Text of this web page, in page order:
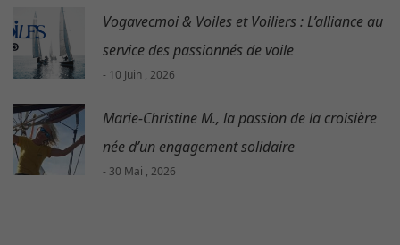
Vogavecmoi & Voiles et Voiliers : L’alliance au
service des passionnés de voile
- 10 Juin , 2026
Marie-Christine M., la passion de la croisière
née d’un engagement solidaire
- 30 Mai , 2026